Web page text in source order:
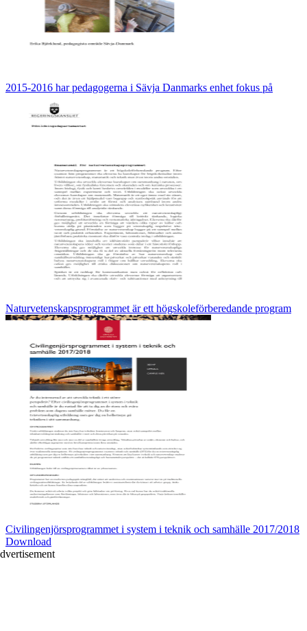
2015-2016 har pedagogerna i Sävja Danmarks enhet fokus på
Naturvetenskapsprogrammet är ett högskoleförberedande program
Civilingenjörsprogrammet i system i teknik och samhälle 2017/2018
Download